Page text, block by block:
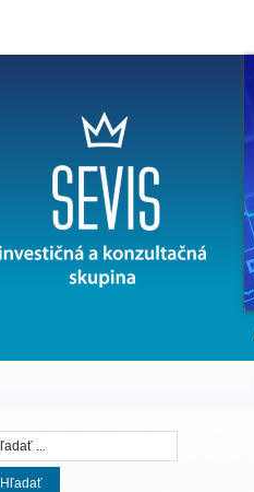
Hľadať